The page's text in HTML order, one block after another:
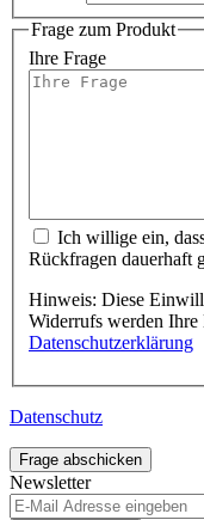
Frage zum Produkt
Ihre Frage
Ich willige ein,
Rückfragen dauerhaft
Hinweis: Diese
Widerrufs werden Ihre
Datenschutzerklärung
Datenschutz
Frage abschicken
Newsletter